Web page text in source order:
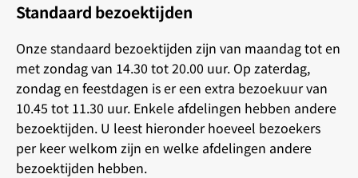
Standaard bezoektijden
Onze standaard bezoektijden zijn van maandag tot en
met zondag van 14.30 tot 20.00 uur. Op zaterdag,
zondag en feestdagen is er een extra bezoekuur van
10.45 tot 11.30 uur. Enkele afdelingen hebben andere
bezoektijden. U leest hieronder hoeveel bezoekers
per keer welkom zijn en welke afdelingen andere
bezoektijden hebben.